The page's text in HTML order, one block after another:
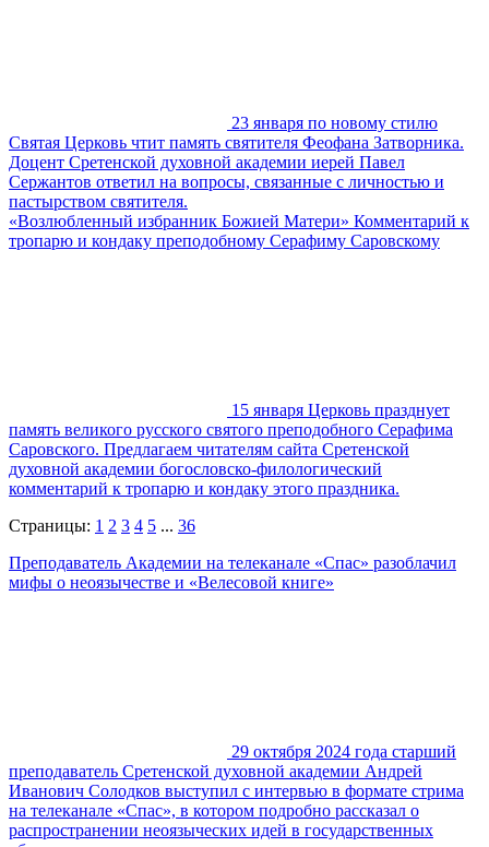
23 января по новому стилю
Святая Церковь чтит память святителя Феофана Затворника.
Доцент Сретенской духовной академии иерей Павел
Сержантов ответил на вопросы, связанные с личностью и
пастырством святителя.
«Возлюбленный избранник Божией Матери» Комментарий к
тропарю и кондаку преподобному Серафиму Саровскому
15 января Церковь празднует
память великого русского святого преподобного Серафима
Саровского. Предлагаем читателям сайта Сретенской
духовной академии богословско-филологический
комментарий к тропарю и кондаку этого праздника.
Страницы: 1 2 3 4 5 ... 36
Преподаватель Академии на телеканале «Спас» разоблачил
мифы о неоязычестве и «Велесовой книге»
29 октября 2024 года старший
преподаватель Сретенской духовной академии Андрей
Иванович Солодков выступил с интервью в формате стрима
на телеканале «Спас», в котором подробно рассказал о
распространении неоязыческих идей в государственных